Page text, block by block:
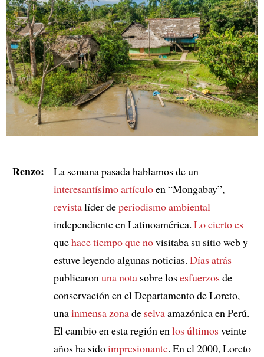
Renzo:
La semana pasada hablamos de un
interesantísimo artículoen “Mongabay”,
revistalíder deperiodismo ambiental
independiente en Latinoamérica. Lo cierto es
quehace tiempo que novisitaba su sitio web y
estuve leyendo algunas noticias. Días atrás
publicaron una notasobre losesfuerzosde
conservación en el Departamento de Loreto,
unainmensa zonade selvaamazónica en Perú.
El cambio en esta región en los últimosveinte
años ha sidoimpresionante. En el 2000, Loreto